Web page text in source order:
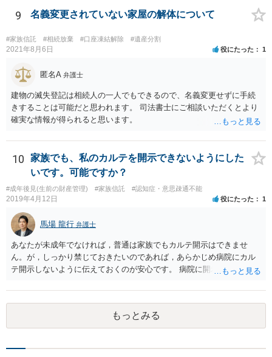
9 名義変更されていない家屋の解体について
#家族信託 #相続放棄 #口座凍結解除 #遺産分割
2021年8月6日 役にたった 1
匿名A 弁護士
建物の滅失登記は相続人の一人でもできるので、名義変更せずに手続
きすることは可能だと思われます。 司法書士にご相談いただくとより
確実な情報が得られると思います。
10
家族でも、私のカルテを開示できないようにした
いです。可能ですか？
#成年後見(生前の財産管理) #家族信託 #認知症・意思疎通不能
2019年4月12日 役にたった 1
馬場 龍行 弁護士
あなたが未成年でなければ，普通は家族でもカルテ開示はできませ
ん。が，しっかり禁じておきたいのであれば，あらかじめ病院にカル
テ開示しないように伝えておくのが安心です。 病院に開示しないよう
可能性は低いのでコストパフォーマンスとしてはどうかなという感じ
がします。
もっとみる